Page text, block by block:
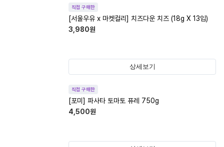
직접 구매한
[서울우유 x 마켓컬리] 치즈다운 치즈 (18g X 13입)
3,980원
상세보기
직접 구매한
[포미] 파사타 토마토 퓨레 750g
4,500원